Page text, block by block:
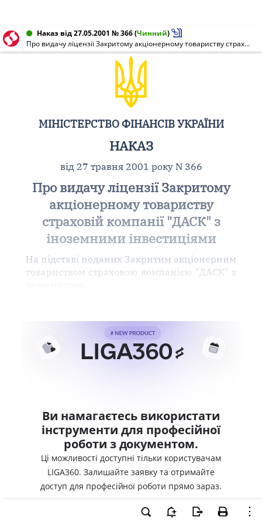
Наказ від 27.05.2001 № 366(Чинний)
Про видачу ліцензії Закритому акціонерному товариству страховій компанії "ДАСК" з іноземними інвестиціями
МІНІСТЕРСТВО ФІНАНСІВ УКРАЇНИ
НАКАЗ
від 27 травня 2001 року N 366
Про видачу ліцензії Закритому
акціонерному товариству
страховій компанії "ДАСК" з
іноземними інвестиціями
На підставі поданих Закритим акціонерним
товариством страховою компанією "ДАСК" з
Ви намагаєтесь використати
інструменти для професійної
роботи з документом.
Ці можливості доступні тільки користувачам
LIGA360. Залишайте заявку та отримайте
доступ для професійної роботи прямо зараз.
ВХІД ДЛЯ КОРИСТУВАЧІВ LIGA360